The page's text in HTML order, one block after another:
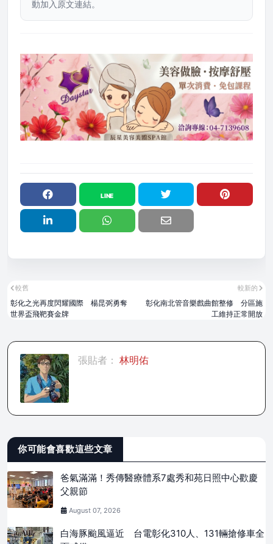
動加入原文連結。
較新的
彰化南北管音樂戲曲館整修 分區施
工維持正常開放
較舊
彰化之光再度閃耀國際 楊昆弼勇奪
世界盃飛靶賽金牌
張貼者： 林明佑
你可能會喜歡這些文章
爸氣滿滿！秀傳醫療體系7處秀和苑日照中心歡慶
父親節
August 07, 2026
白海豚颱風逼近 台電彰化310人、131輛搶修車全